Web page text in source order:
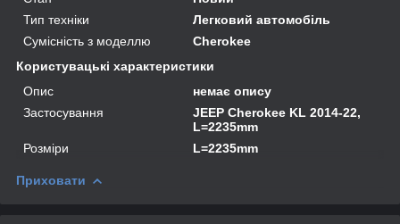
Тип техніки
Легковий автомобіль
Сумісність з моделлю
Cherokee
Користувацькі характеристики
Опис
немає опису
Застосування
JEEP Cherokee KL 2014-22,
L=2235mm
Розміри
L=2235mm
Приховати